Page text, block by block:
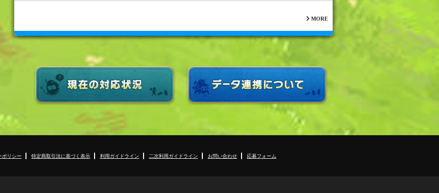
MORE
ポリシー 特定商取引法に基づく表示 利用ガイドライン 二次利用ガイドライン お問い合わせ 応募フォーム